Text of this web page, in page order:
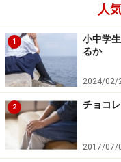
また、生理前に必要
を軽減できます。具
類、植物油脂、種実
い穀類など。
逆に重くするのは、
ー・紅茶・日本茶・
物、漂白した小麦粉
人
1
小中学
るか
2024/02/
2 チョコ
2017/07/